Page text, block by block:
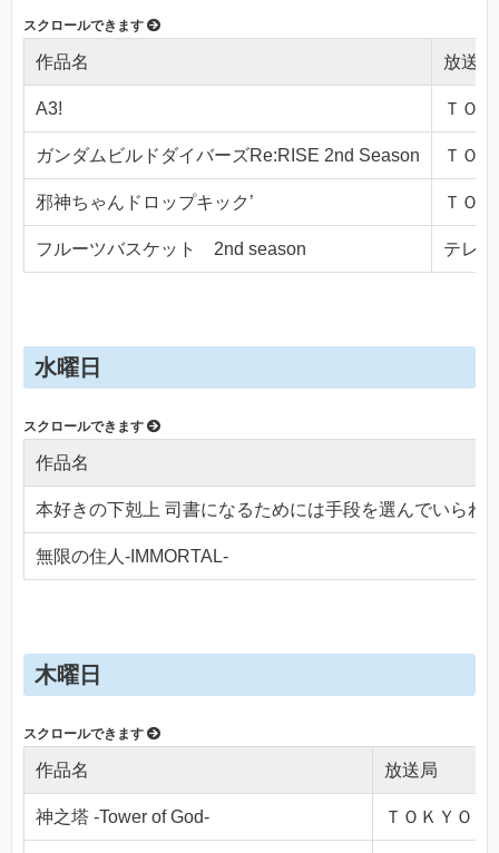
作品名 放送局
A3! ＴＯ
ガンダムビルドダイバーズRe:RISE 2nd Season ＴＯ
邪神ちゃんドロップキック’ ＴＯ
フルーツバスケット 2nd season テレ
水曜日
作品名
本好きの下剋上 司書になるためには手段を選んでいられ
無限の住人-IMMORTAL-
木曜日
作品名 放送局
神之塔 -Tower of God- ＴＯＫＹＯ